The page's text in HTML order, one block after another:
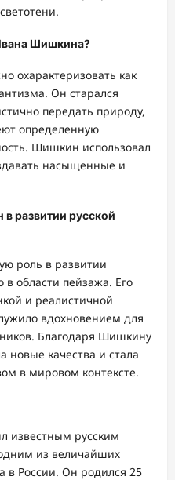
Шишкина?
охарактеризовать как
Он старался
передать природу,
определенную
Шишкин использовал
насыщенные и
развитии русской
роль в развитии
в области пейзажа. Его
и реалистичной
вдохновением для
Благодаря Шишкину
новые качества и стала
в мировом контексте.
известным русским
из величайших
в России. Он родился 25